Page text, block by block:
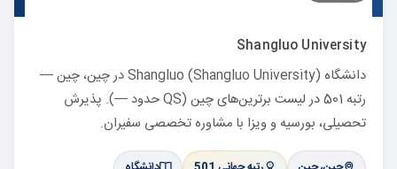
Shangluo University
دانشگاه Shangluo (Shangluo University) در چین، چین —
رتبه 501 در لیست برترین‌های چین (QS حدود —). پذیرش
تحصیلی، بورسیه و ویزا با مشاوره تخصصی سفیران.